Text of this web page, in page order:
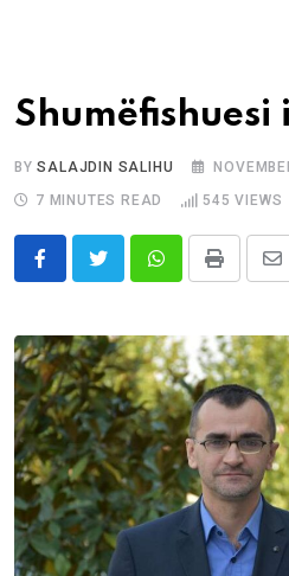
BYSALAJDIN SALIHU
7 MINUTES READ
545 VIEWS
WhatsappPrint